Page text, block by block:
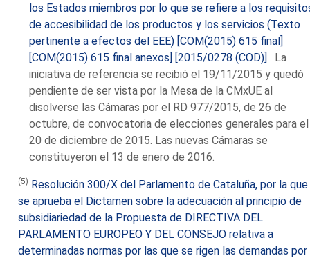
los Estados miembros por lo que se refiere a los
de accesibilidad de los productos y los servicios (Texto
pertinente a efectos del EEE) [COM(2015) 615 final]
[COM(2015) 615 final anexos] [2015/0278 (COD)]
. La
iniciativa de referencia se recibió el 19/11/2015 y quedó
pendiente de ser vista por la Mesa de la CMxUE al
disolverse las Cámaras por el RD 977/2015, de 26 de
octubre, de convocatoria de elecciones generales para el
20 de diciembre de 2015. Las nuevas Cámaras se
constituyeron el 13 de enero de 2016.
(5) Resolución 300/X del Parlamento de Cataluña, por la que
se aprueba el Dictamen sobre la adecuación al principio de
subsidiariedad de la Propuesta de DIRECTIVA DEL
PARLAMENTO EUROPEO Y DEL CONSEJO relativa a
determinadas normas por las que se rigen las demandas por